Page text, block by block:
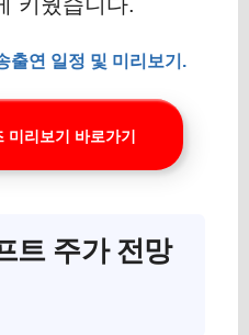
출연 일정 및 미리보기.
리보기 바로가기
트 주가 전망